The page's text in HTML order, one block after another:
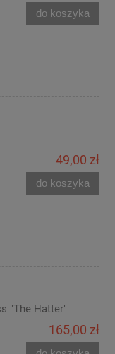
do koszyka
49,00 zł
do koszyka
"The Hatter"
165,00 zł